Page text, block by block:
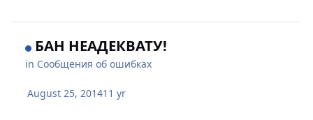
БАН НЕАДЕКВАТУ!
in Сообщения об ошибках
August 25, 201411 yr